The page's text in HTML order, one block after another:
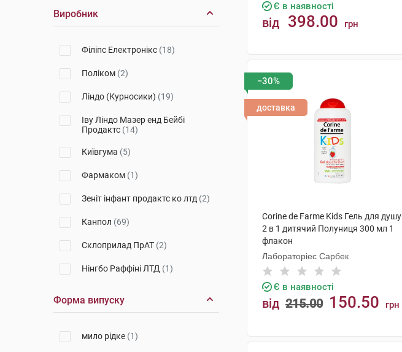
Виробник
Філіпс Електронікс (18)
Поліком (2)
Ліндо (Курносики) (19)
Іву Ліндо Мазер енд Бейбі
Продактс (14)
Київгума (5)
Фармаком (1)
Зеніт інфант продактс ко лтд (2)
Канпол (69)
Склоприлад ПрАТ (2)
Нінгбо Раффіні ЛТД (1)
БіСіДжі Баден-Баден Косметікс
Форма випуску
мило рідке (1)
Є в наявності
від 398.00 грн
−30%
доставка
Corine de Farme Kids Гель для душу
2 в 1 дитячий Полуниця 300 мл 1
флакон
Лабораторіес Сарбек
Є в наявності
від 215.00 150.50 грн